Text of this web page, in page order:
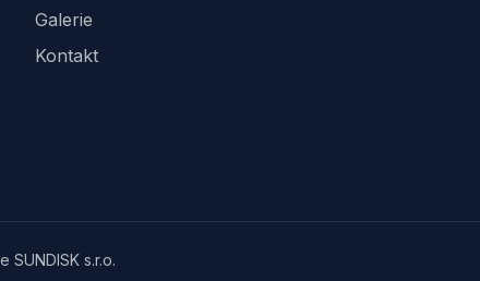
Galerie
Kontakt
s.r.o.